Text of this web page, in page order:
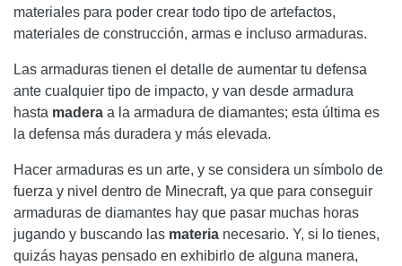
materiales para poder crear todo tipo de artefactos,
materiales de construcción, armas e incluso armaduras.
Las armaduras tienen el detalle de aumentar tu defensa
ante cualquier tipo de impacto, y van desde armadura
hasta madera a la armadura de diamantes; esta última es
la defensa más duradera y más elevada.
Hacer armaduras es un arte, y se considera un símbolo de
fuerza y ​​nivel dentro de Minecraft, ya que para conseguir
armaduras de diamantes hay que pasar muchas horas
jugando y buscando las materia necesario. Y, si lo tienes,
quizás hayas pensado en exhibirlo de alguna manera,